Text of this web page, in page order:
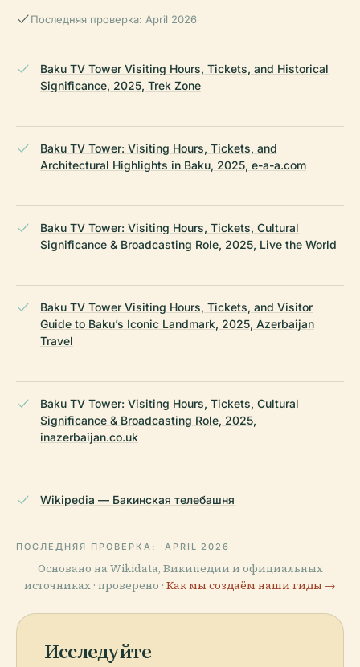
Последняя проверка: April 2026
Baku TV Tower Visiting Hours, Tickets, and Historical
Significance, 2025, Trek Zone
Baku TV Tower: Visiting Hours, Tickets, and
Architectural Highlights in Baku, 2025, e-a-a.com
Baku TV Tower: Visiting Hours, Tickets, Cultural
Significance & Broadcasting Role, 2025, Live the World
Baku TV Tower Visiting Hours, Tickets, and Visitor
Guide to Baku’s Iconic Landmark, 2025, Azerbaijan
Travel
Baku TV Tower: Visiting Hours, Tickets, Cultural
Significance & Broadcasting Role, 2025,
inazerbaijan.co.uk
Wikipedia — Бакинская телебашня
ПОСЛЕДНЯЯ ПРОВЕРКА: APRIL 2026
Основано на Wikidata, Википедии и официальных
источниках · проверено · Как мы создаём наши гиды →
Исследуйте